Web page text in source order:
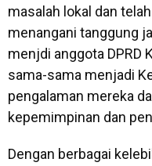
masalah lokal dan
menangani tanggung
menjdi anggota DPRD
sama-sama menjadi
pengalaman mereka
kepemimpinan dan
Dengan berbagai